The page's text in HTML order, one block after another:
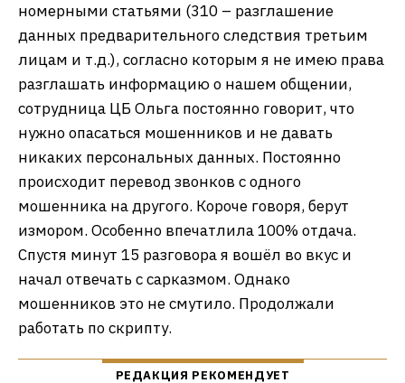
номерными статьями (310 – разглашение
данных предварительного следствия третьим
лицам и т.д.), согласно которым я не имею права
разглашать информацию о нашем общении,
сотрудница ЦБ Ольга постоянно говорит, что
нужно опасаться мошенников и не давать
никаких персональных данных. Постоянно
происходит перевод звонков с одного
мошенника на другого. Короче говоря, берут
измором. Особенно впечатлила 100% отдача.
Спустя минут 15 разговора я вошёл во вкус и
начал отвечать с сарказмом. Однако
мошенников это не смутило. Продолжали
работать по скрипту.